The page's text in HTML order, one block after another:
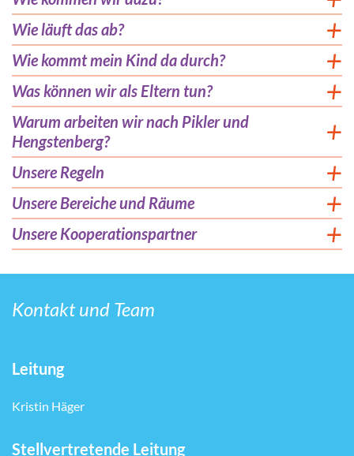
Wie läuft das ab?
Wie kommt mein Kind da durch?
Was können wir als Eltern tun?
Warum arbeiten wir nach Pikler und
Hengstenberg?
Unsere Regeln
Unsere Bereiche und Räume
Unsere Kooperationspartner
Kontakt und Team
Leitung
Kristin Häger
Stellvertretende Leitung